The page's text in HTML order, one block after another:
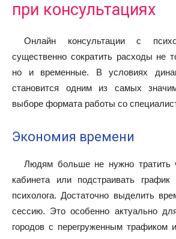
при консультациях
Онлайн консультации с
существенно сократить расходы не
но и временные. В условиях
становится одним из самых
выборе формата работы со
Экономия времени
Людям больше не нужно тратить
кабинета или подстраивать
психолога. Достаточно выделить
сессию. Это особенно актуально
городов с перегруженным трафиком